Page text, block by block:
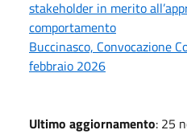
stakeholder in merito
comportamento
Buccinasco, Convocazione
febbraio 2026
Ultimo aggiornamento: 25